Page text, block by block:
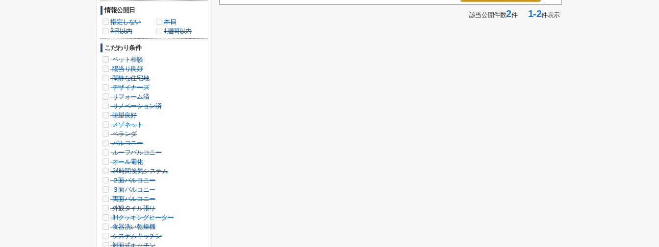
該当公開件数2件1-2件表示
情報公開日
指定しない
本日
3日以内
1週間以内
こだわり条件
ペット相談
陽当り良好
閑静な住宅地
デザイナーズ
リフォーム済
リノベーション済
眺望良好
メゾネット
ベランダ
バルコニー
ルーフバルコニー
オール電化
24時間換気システム
２面バルコニー
３面バルコニー
両面バルコニー
外観タイル張り
IHクッキングヒーター
食器洗い乾燥機
システムキッチン
対面式キッチン